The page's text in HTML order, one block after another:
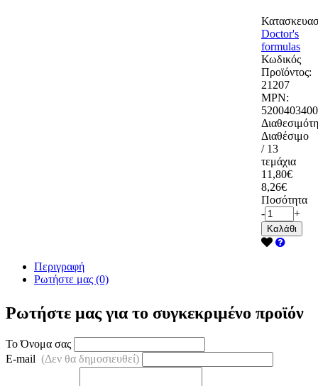
Doctor's
formulas
Κωδικός
Προϊόντος:
21207
MPN:
Διαθέσιμο
/ 13
τεμάχια
11,80€
8,26€
Ποσότητα
-
+
Καλάθι
Περιγραφή
Ρωτήστε μας (0)
Ρωτήστε μας για το συγκεκριμένο προϊόν
Το Όνομα σας
E-mail (Δεν θα δημοσιευθεί)